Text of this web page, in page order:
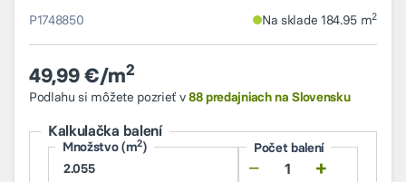
P1748850 Na sklade 184.95 m2
49,99 €/m2
Podlahu si môžete pozrieť v88 predajniach na Slovensku
Kalkulačka balení
Množstvo (m2) Počet balení
− +